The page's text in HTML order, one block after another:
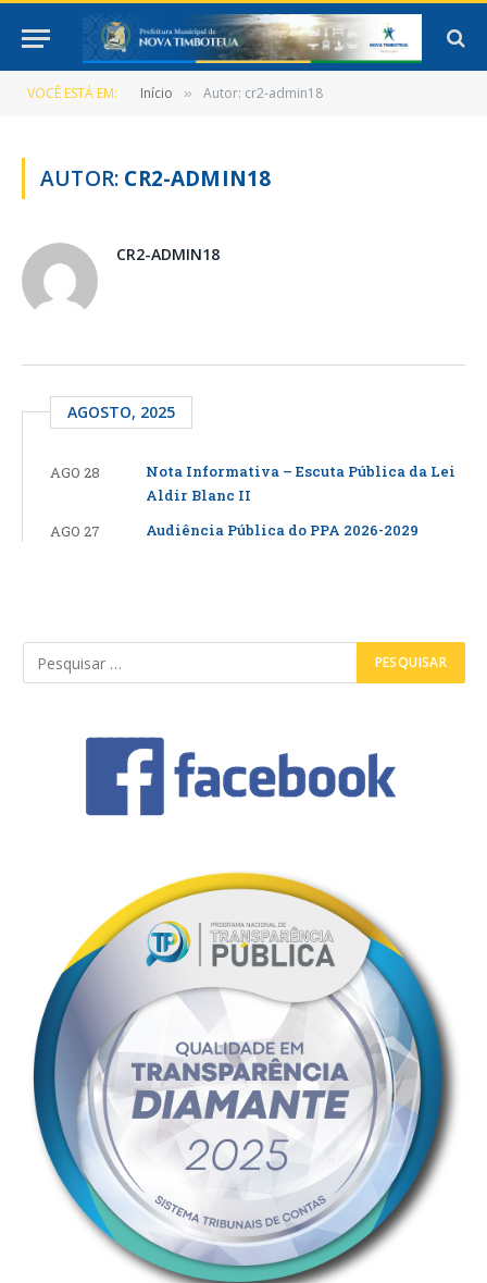
VOCÊ ESTÁ EM: Início » Autor: cr2-admin18
AUTOR: CR2-ADMIN18
CR2-ADMIN18
AGOSTO, 2025
AGO 28
Nota Informativa – Escuta Pública da Lei
Aldir Blanc II
AGO 27
Audiência Pública do PPA 2026-2029